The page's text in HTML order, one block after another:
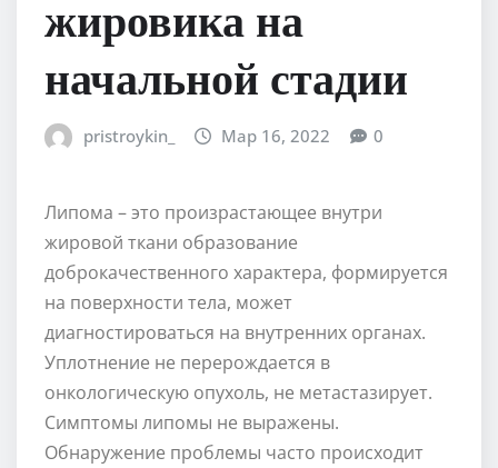
жировика на
начальной стадии
pristroykin_ Мар 16, 2022 0
Липома – это произрастающее внутри
жировой ткани образование
доброкачественного характера, формируется
на поверхности тела, может
диагностироваться на внутренних органах.
Уплотнение не перерождается в
онкологическую опухоль, не метастазирует.
Симптомы липомы не выражены.
Обнаружение проблемы часто происходит